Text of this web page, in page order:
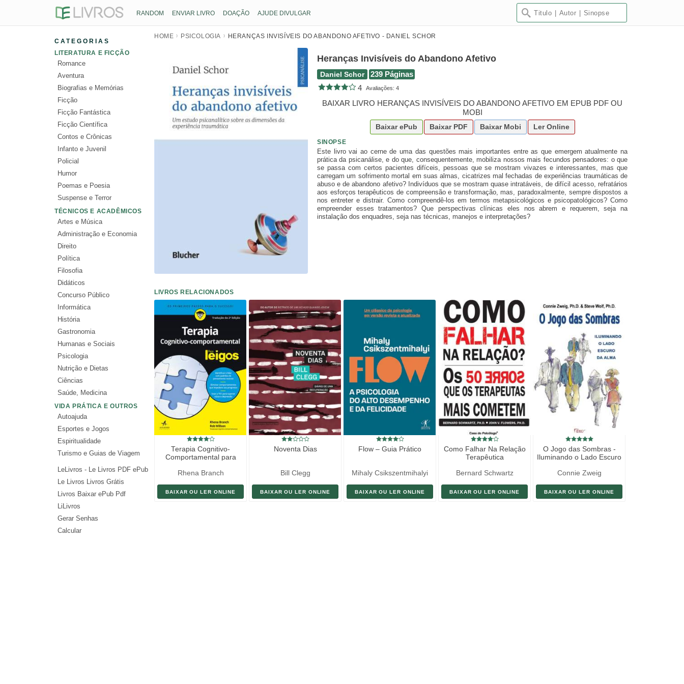
RANDOM ENVIAR LIVRO DOAÇÃO AJUDE DIVULGAR
CATEGORIAS
LITERATURA E FICÇÃO
Romance
Aventura
Biografias e Memórias
Ficção
Ficção Fantástica
Ficção Científica
Contos e Crônicas
Infanto e Juvenil
Policial
Humor
Poemas e Poesia
Suspense e Terror
TÉCNICOS E ACADÊMICOS
Artes e Música
Administração e Economia
Direito
Política
Filosofia
Didáticos
Concurso Público
Informática
História
Gastronomia
Humanas e Sociais
Psicologia
Nutrição e Dietas
Ciências
Saúde, Medicina
VIDA PRÁTICA E OUTROS
Autoajuda
Esportes e Jogos
Espiritualidade
Turismo e Guias de Viagem
LeLivros - Le Livros PDF ePub
Le Livros Livros Grátis
Livros Baixar ePub Pdf
LiLivros
Gerar Senhas
Calcular
HOME PSICOLOGIA HERANÇAS INVISÍVEIS DO ABANDONO AFETIVO - DANIEL SCHOR
Heranças Invisíveis do Abandono Afetivo
Daniel Schor
239 Páginas
4
Avaliações: 4
BAIXAR LIVRO HERANÇAS INVISÍVEIS DO ABANDONO AFETIVO EM EPUB PDF OU
MOBI
Baixar ePub Baixar PDF Baixar Mobi Ler Online
SINOPSE
Este livro vai ao cerne de uma das questões mais importantes entre as que emergem atualmente na
prática da psicanálise, e do que, consequentemente, mobiliza nossos mais fecundos pensadores: o que
se passa com certos pacientes difíceis, pessoas que se mostram vivazes e interessantes, mas que
carregam um sofrimento mortal em suas almas, cicatrizes mal fechadas de experiências traumáticas de
abuso e de abandono afetivo? Indivíduos que se mostram quase intratáveis, de difícil acesso, refratários
aos esforços terapêuticos de compreensão e transformação, mas, paradoxalmente, sempre dispostos a
nos entreter e distrair. Como compreendê-los em termos metapsicológicos e psicopatológicos? Como
empreender esses tratamentos? Que perspectivas clínicas eles nos abrem e requerem, seja na
instalação dos enquadres, seja nas técnicas, manejos e interpretações?
LIVROS RELACIONADOS
Terapia Cognitivo-
Comportamental para
Rhena Branch
BAIXAR OU LER ONLINE
Noventa Dias
Bill Clegg
BAIXAR OU LER ONLINE
Flow – Guia Prático
Mihaly Csikszentmihalyi
BAIXAR OU LER ONLINE
Como Falhar Na Relação
Terapêutica
Bernard Schwartz
BAIXAR OU LER ONLINE
O Jogo das Sombras -
Iluminando o Lado Escuro
Connie Zweig
BAIXAR OU LER ONLINE